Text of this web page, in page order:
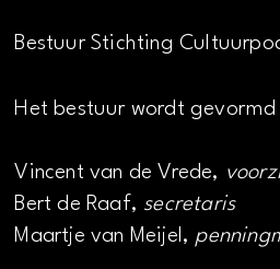
Bestuur Stichting
Het bestuur wordt gevormd
Vincent van de Vrede,
Bert de Raaf, secretaris
Maartje van Meijel,